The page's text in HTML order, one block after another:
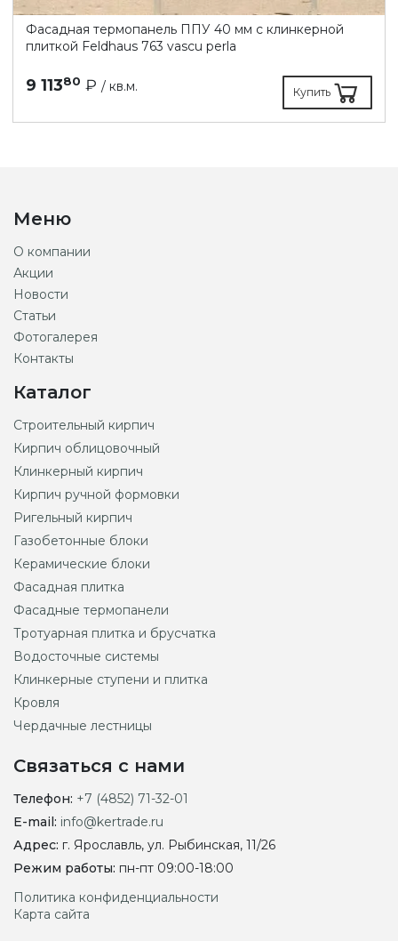
Фасадная термопанель ППУ 40 мм с клинкерной
плиткой Feldhaus 763 vascu perla
9 11380 ₽ / кв.м. Купить
Меню
О компании
Акции
Новости
Статьи
Фотогалерея
Контакты
Каталог
Строительный кирпич
Кирпич облицовочный
Клинкерный кирпич
Кирпич ручной формовки
Ригельный кирпич
Газобетонные блоки
Керамические блоки
Фасадная плитка
Фасадные термопанели
Тротуарная плитка и брусчатка
Водосточные системы
Клинкерные ступени и плитка
Кровля
Чердачные лестницы
Связаться с нами
Телефон: +7 (4852) 71-32-01
E-mail: info@kertrade.ru
Адрес: г. Ярославль, ул. Рыбинская, 11/26
Режим работы: пн-пт 09:00-18:00
Политика конфиденциальности
Карта сайта